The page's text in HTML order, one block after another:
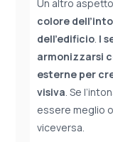
Un altro
colore
dell’edificio. I
armonizzarsi
esterne per
visiva. Se
essere meglio
viceversa.